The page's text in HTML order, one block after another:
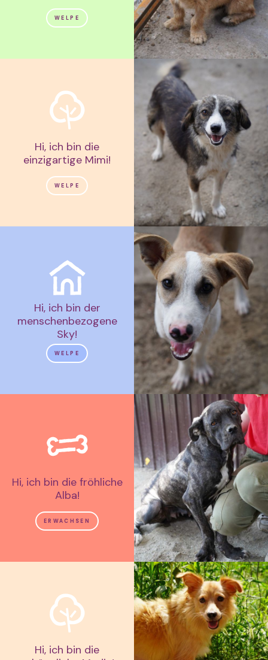
WELPE
Hi, ich bin die
einzigartige Mimi!
WELPE
Hi, ich bin der
menschenbezogene
Sky!
WELPE
Hi, ich bin die fröhliche
Alba!
ERWACHSEN
Hi, ich bin die